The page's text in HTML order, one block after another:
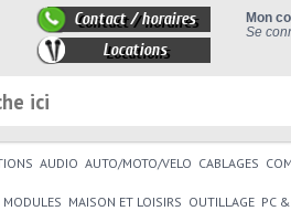
Mon
Se
Contact / horaires
Locations
AUDIO AUTO/MOTO/VELO CABLAGES
MAISON ET LOISIRS OUTILLAGE PC